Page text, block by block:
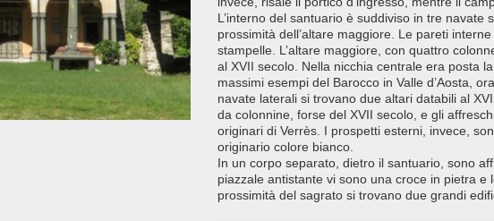
L’interno del santuario è suddiviso in tre
prossimità dell’altare maggiore. Le pareti
stampelle. L’altare maggiore, con quattro
al XVII secolo. Nella nicchia centrale era posta
massimi esempi del Barocco in Valle d’Aosta,
navate laterali si trovano due altari databili al
da colonnine, forse del XVII secolo, e gli
originari di Verrès. I prospetti esterni, invece,
originario colore bianco.
In un corpo separato, dietro il santuario, sono
piazzale antistante vi sono una croce in pietra
prossimità del sagrato si trovano due grandi